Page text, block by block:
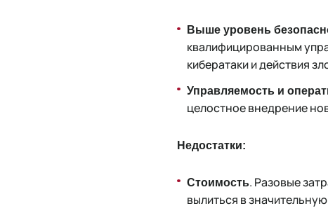
Выше уровень
квалифицированным
кибератаки и действия
Управляемость и
целостное внедрение
Недостатки:
Стоимость. Разовые
вылиться в